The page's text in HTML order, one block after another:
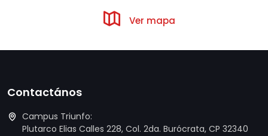
Ver mapa
Contactános
Campus Triunfo:
Plutarco Elias Calles 228, Col. 2da. Burócrata, CP 32340